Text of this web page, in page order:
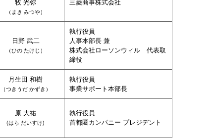
牧 光弥
（まき みつや）
三菱商事株式会社
日野 武二
（ひの たけじ ）
執行役員
人事本部長 兼
株式会社ローソンウィル 代表取
締役
月生田 和樹
（つきうだ かずき ）
執行役員
事業サポート本部長
原 大祐
(はら だいすけ)
執行役員
首都圏カンパニー プレジデント